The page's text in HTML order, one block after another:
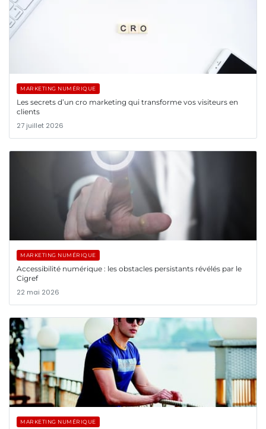
MARKETING NUMÉRIQUE
Les secrets d’un cro marketing qui transforme vos visiteurs en
clients
27 juillet 2026
MARKETING NUMÉRIQUE
Accessibilité numérique : les obstacles persistants révélés par le
Cigref
22 mai 2026
MARKETING NUMÉRIQUE